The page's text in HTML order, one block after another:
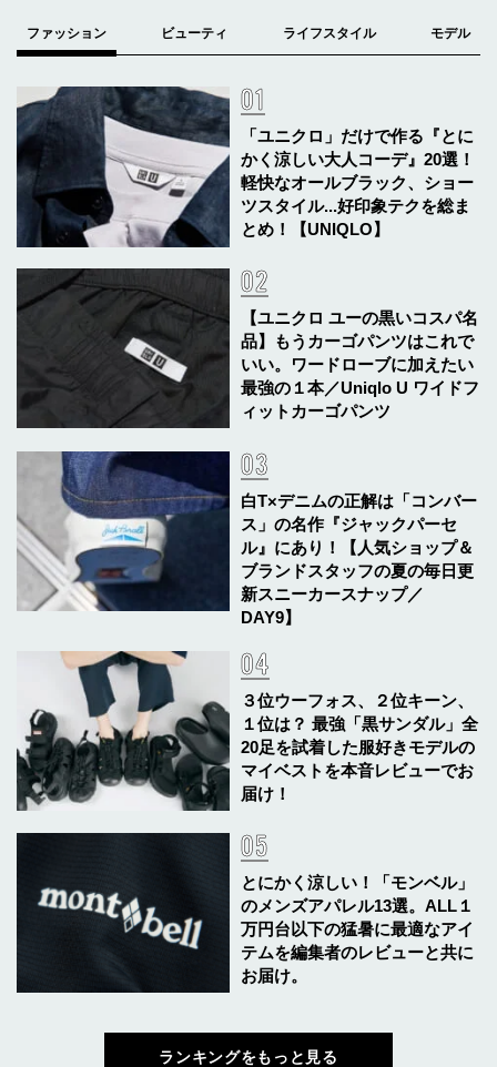
「ユニクロ」だけで作る『とに
かく涼しい大人コーデ』20選！
軽快なオールブラック、ショー
ツスタイル...好印象テクを総ま
とめ！【UNIQLO】
【ユニクロ ユーの黒いコスパ名
品】もうカーゴパンツはこれで
いい。ワードローブに加えたい
最強の１本／Uniqlo U ワイドフ
ィットカーゴパンツ
白T×デニムの正解は「コンバー
ス」の名作『ジャックパーセ
ル』にあり！【人気ショップ＆
ブランドスタッフの夏の毎日更
新スニーカースナップ／
DAY9】
３位ウーフォス、２位キーン、
１位は？ 最強「黒サンダル」全
20足を試着した服好きモデルの
マイベストを本音レビューでお
届け！
とにかく涼しい！「モンベル」
のメンズアパレル13選。ALL１
万円台以下の猛暑に最適なアイ
テムを編集者のレビューと共に
お届け。
ランキングをもっと見る